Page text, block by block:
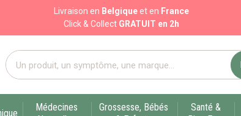
Livraison en Belgique et en France
Click & Collect GRATUIT en 2h
export pharmacie en ligne à votre service sur Liège
Médecines
Grossesse, Bébés
Santé &